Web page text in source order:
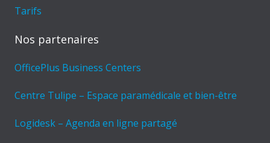
Tarifs
Nos partenaires
OfficePlus Business Centers
Centre Tulipe – Espace paramédicale et bien-être
Logidesk – Agenda en ligne partagé